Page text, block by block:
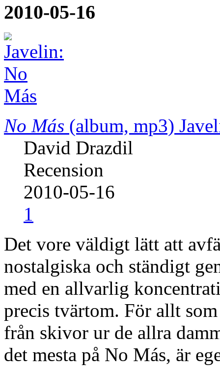
2010-05-16
No Más (album, mp3)
David Drazdil
Recension
2010-05-16
1
Det vore väldigt lätt att
nostalgiska och ständigt
med en allvarlig
precis tvärtom. För allt
från skivor ur de allra
det mesta på No Más, är